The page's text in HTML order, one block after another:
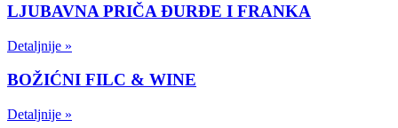
LJUBAVNA PRIČA ĐURĐE I FRANKA
Detaljnije »
BOŽIĆNI FILC & WINE
Detaljnije »